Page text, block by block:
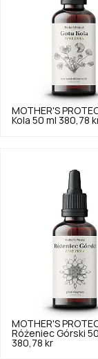
MOTHER'S
Kola 50 ml 380,78
MOTHER'S
Różeniec Górski 50
380,78 kr